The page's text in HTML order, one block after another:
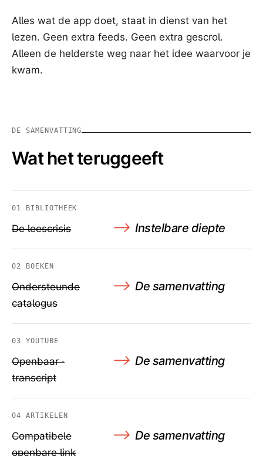
Alles wat de app doet, staat in dienst van het
lezen. Geen extra feeds. Geen extra gescrol.
Alleen de helderste weg naar het idee waarvoor je
kwam.
DE SAMENVATTING
Wat het teruggeeft
01 BIBLIOTHEEK
De leescrisis ⟶ Instelbare diepte
02 BOEKEN
Ondersteunde
catalogus
⟶ De samenvatting
03 YOUTUBE
Openbaar ·
transcript
⟶ De samenvatting
04 ARTIKELEN
Compatibele
openbare link
⟶ De samenvatting